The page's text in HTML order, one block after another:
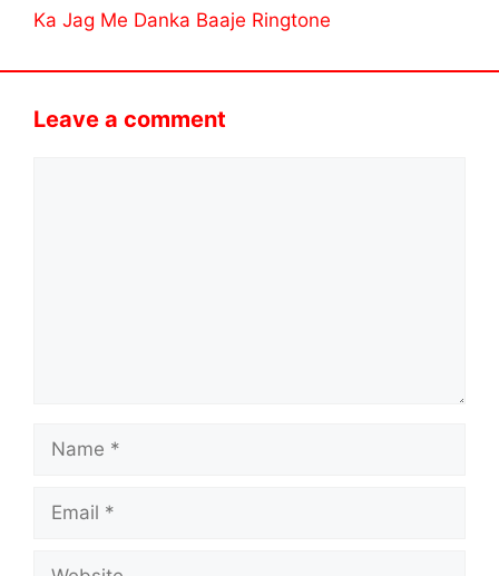
Ka Jag Me Danka Baaje Ringtone
Leave a comment
Name
Email
Website